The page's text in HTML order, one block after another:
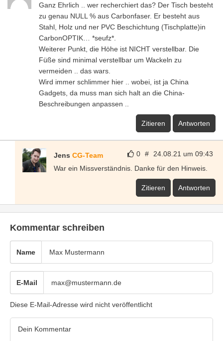
Ganz Ehrlich .. wer recherchiert das? Der Tisch besteht
zu genau NULL % aus Carbonfaser. Er besteht aus
Stahl, Holz und ner PVC Beschichtung (Tischplatte)in
CarbonOPTIK… *seufz*.
Weiterer Punkt, die Höhe ist NICHT verstellbar. Die
Füße sind minimal verstellbar um Wackeln zu
vermeiden .. das wars.
Wird immer schlimmer hier .. wobei, ist ja China
Gadgets, da muss man sich halt an die China-
Beschreibungen anpassen ..
Zitieren Antworten
0 # 24.08.21 um 09:43
Jens CG-Team
War ein Missverständnis. Danke für den Hinweis.
Zitieren Antworten
Kommentar schreiben
Name
E-Mail
Diese E-Mail-Adresse wird nicht veröffentlicht